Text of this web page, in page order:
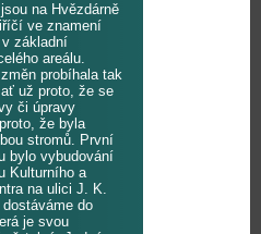
na Hvězdárně
ve znamení
základní
areálu.
probíhala tak
už proto, že se
či úpravy
že byla
stromů. První
bylo vybudování
Kulturního a
na ulici J. K.
do
je svou